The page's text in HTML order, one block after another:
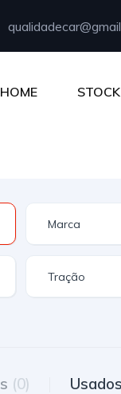
HOME STOCK
(0) Usados